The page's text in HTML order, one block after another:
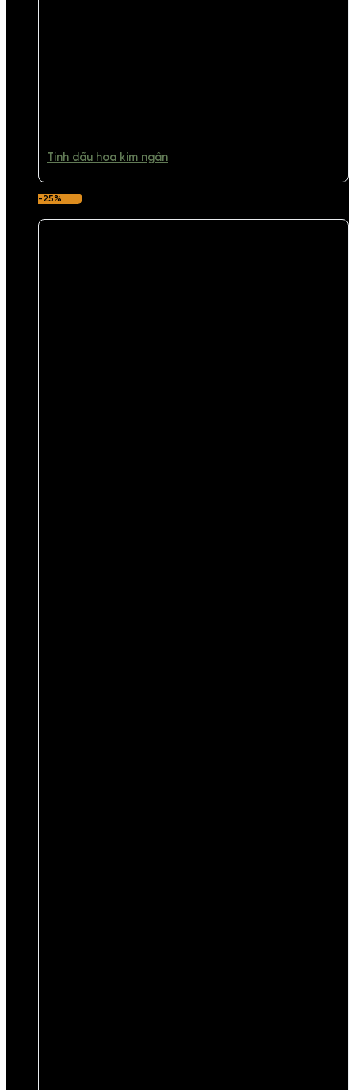
Tinh dầu hoa kim ngân
-25%